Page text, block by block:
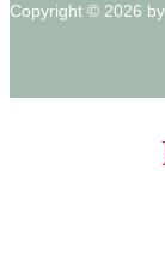
Copyright © 2026